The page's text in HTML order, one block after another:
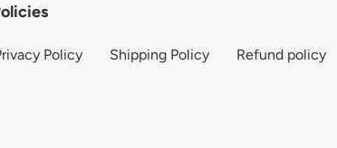
Policy Shipping Policy Refund policy